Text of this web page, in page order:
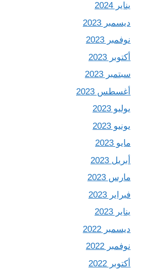
يناير 2024
ديسمبر 2023
نوفمبر 2023
أكتوبر 2023
سبتمبر 2023
أغسطس 2023
يوليو 2023
يونيو 2023
مايو 2023
أبريل 2023
مارس 2023
فبراير 2023
يناير 2023
ديسمبر 2022
نوفمبر 2022
أكتوبر 2022